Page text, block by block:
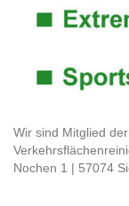
Wir sind Mitglied
Nochen 1 | 57074